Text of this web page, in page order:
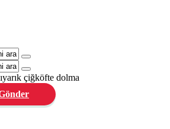
çiğköfte dolma